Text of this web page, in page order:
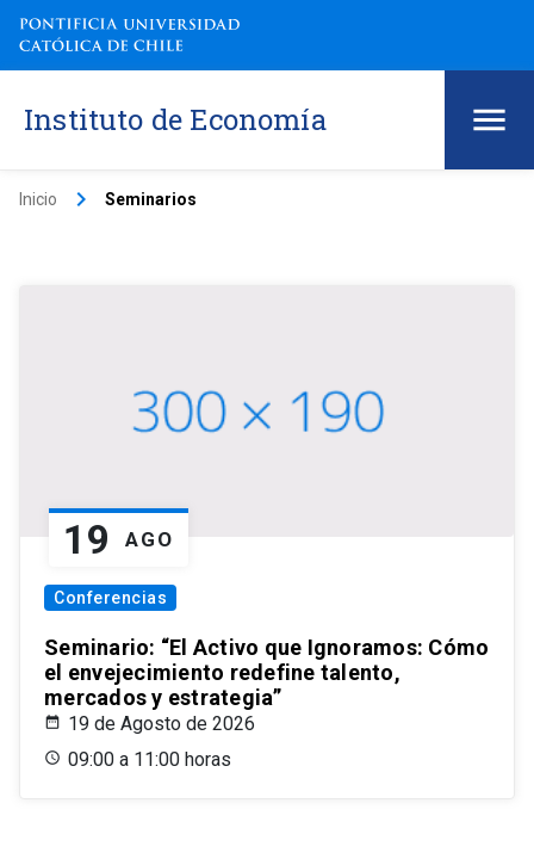
Instituto de Economía
Inicio keyboard_arrow_right Seminarios
19 AGO
Conferencias
Seminario: “El Activo que Ignoramos: Cómo
el envejecimiento redefine talento,
mercados y estrategia”
19 de Agosto de 2026
09:00 a 11:00 horas